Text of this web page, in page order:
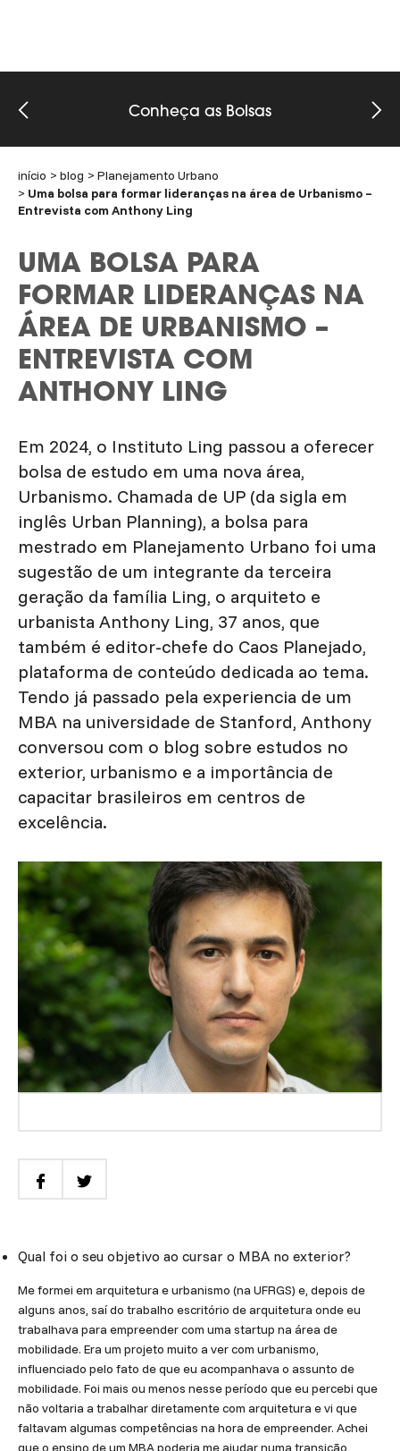
Conheça as Bolsas
início blog
Planejamento Urbano
Uma bolsa para formar lideranças na área de Urbanismo –
Entrevista com Anthony Ling
UMA BOLSA PARA
FORMAR LIDERANÇAS NA
ÁREA DE URBANISMO –
ENTREVISTA COM
ANTHONY LING
Em 2024, o Instituto Ling passou a oferecer
bolsa de estudo em uma nova área,
Urbanismo. Chamada de UP (da sigla em
inglês Urban Planning), a bolsa para
mestrado em Planejamento Urbano foi uma
sugestão de um integrante da terceira
geração da família Ling, o arquiteto e
urbanista Anthony Ling, 37 anos, que
também é editor-chefe do Caos Planejado,
plataforma de conteúdo dedicada ao tema.
Tendo já passado pela experiencia de um
MBA na universidade de Stanford, Anthony
conversou com o blog sobre estudos no
exterior, urbanismo e a importância de
capacitar brasileiros em centros de
excelência.
Qual foi o seu objetivo ao cursar o MBA no exterior?
Me formei em arquitetura e urbanismo (na UFRGS) e, depois de
alguns anos, saí do trabalho escritório de arquitetura onde eu
trabalhava para empreender com uma startup na área de
mobilidade. Era um projeto muito a ver com urbanismo,
influenciado pelo fato de que eu acompanhava o assunto de
mobilidade. Foi mais ou menos nesse período que eu percebi que
não voltaria a trabalhar diretamente com arquitetura e vi que
faltavam algumas competências na hora de empreender. Achei
que o ensino de um MBA poderia me ajudar numa transição,